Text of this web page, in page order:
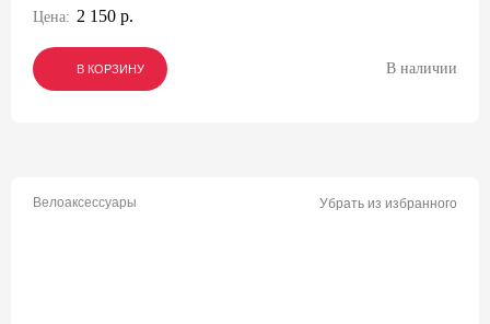
Цена: 2 150 р.
В КОРЗИНУ
В КОРЗИНУ
В КОРЗИНУ В наличии
Велоаксессуары Убрать из избранного